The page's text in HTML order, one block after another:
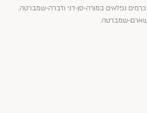
של כרמים נפלאים במורה-סן-דני וז'ברה-שמברטה,
שמברטה.